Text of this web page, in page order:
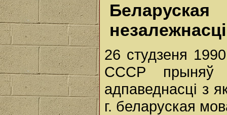
незалежнасці
26 студзеня
СССР
адпаведнасці з
г. беларуская